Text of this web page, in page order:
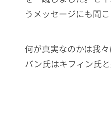
うメッセージにも聞こ
何が真実なのかは我
バン氏はキフィン氏